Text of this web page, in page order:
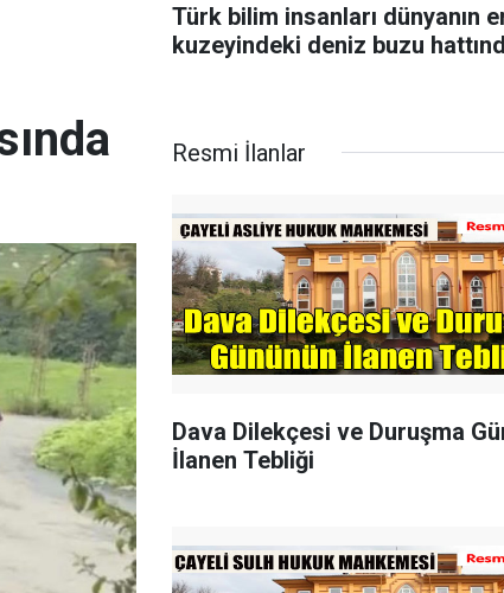
Türk bilim insanları dünyanın
kuzeyindeki deniz buzu
Resmi İlanlar
Dava Dilekçesi ve Duruşma
İlanen Tebliği